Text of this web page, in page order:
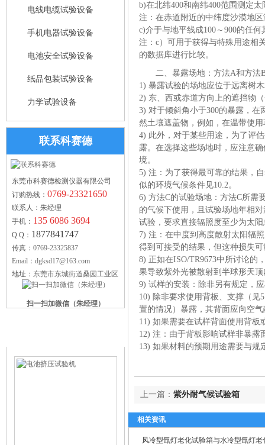
电线电缆试验设备
手机电器试验设备
电池安全试验设备
纸品包装试验设备
力学试验设备
联系科赛德
东莞市科赛德检测仪器有限公司
订购热线： 0769-23321650
联系人：朱经理
手机： 135 6086 3694
Q Q： 1877841747
传真： 0769-23325837
Email：dgksd17@163.com
地址： 东莞市东城街道桑园工业区
扫一扫加微信（朱经理）
b)在北纬400和南纬400范围测定
注：在赤道附近的中纬度沙漠地
c)介于与地平线成100～900的任
注：c）可用于获得与特殊用途相
的数据库进行比较。
二、暴露场地：方法A和方法
1) 暴露试验的场地应位于远离树
2) 东、西或赤道方向上的遮挡物
3) 对于倾斜角小于300的暴露，
然土壤遮盖物，例如，在温带使
4) 此外，对于某些用途，为了评
露。在选择这些场地时，应注意
境。
5) 注：为了获得最可靠的结果，
似的环境气候条件见10.2。
6) 方法C的试验场地：方法C所需
的气候下使用，且试验场地年相
试验，要求直接辐照度至少为太
7) 注：在中度到高度散射太阳辐
得到可接受的结果，但这种损失
8) 正如在ISO/TR9673中所讨论的
果导致紫外光被散射到半球形天
9) 试样的安装：除非另有规定，
10) 除非要求使用背板、支撑（见
置的情况）暴露，其背面应向空
11) 如果需要在试样背面使用背
12) 注：由于背板影响试样非暴
13) 如果材料的预期用途需要与
上一篇： 紫外耐气候试验箱
相关资讯
风冷型氙灯老化试验箱与水冷型氙灯老